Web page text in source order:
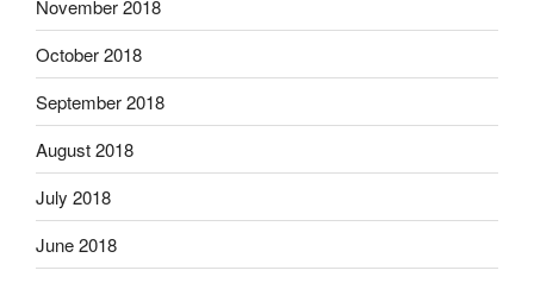
November 2018
October 2018
September 2018
August 2018
July 2018
June 2018